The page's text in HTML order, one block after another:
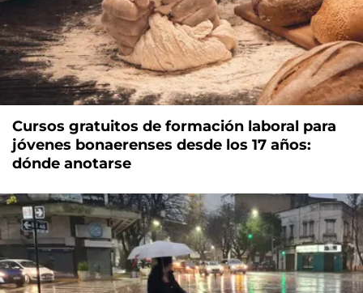
Cursos gratuitos de formación laboral para
jóvenes bonaerenses desde los 17 años:
dónde anotarse